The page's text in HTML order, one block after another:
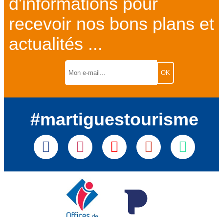
d'informations pour
recevoir nos bons plans et
actualités ...
#martiguestourisme